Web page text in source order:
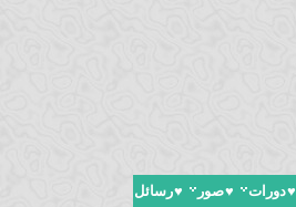
♥دورات ♥صور ♥رسائل